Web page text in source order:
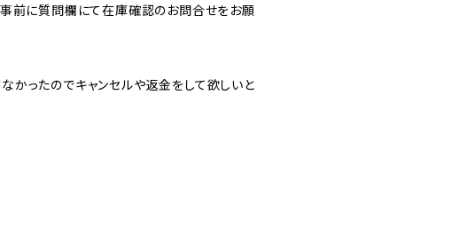
前に質問欄にて在庫確認のお問合せをお願
ったのでキャンセルや返金をして欲しいと